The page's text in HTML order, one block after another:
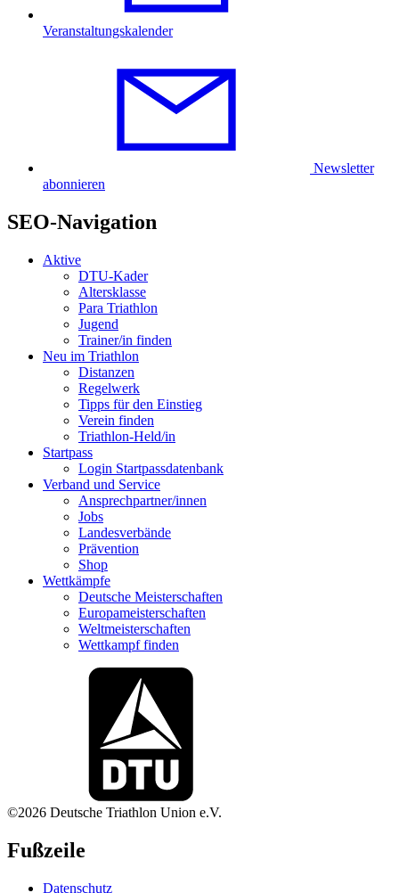
Veranstaltungskalender
Newsletter
abonnieren
SEO-Navigation
Aktive
DTU-Kader
Altersklasse
Para Triathlon
Jugend
Trainer/in finden
Neu im Triathlon
Distanzen
Regelwerk
Tipps für den Einstieg
Verein finden
Triathlon-Held/in
Startpass
Login Startpassdatenbank
Verband und Service
Ansprechpartner/innen
Jobs
Landesverbände
Prävention
Shop
Wettkämpfe
Deutsche Meisterschaften
Europameisterschaften
Weltmeisterschaften
Wettkampf finden
©2026 Deutsche Triathlon Union e.V.
Fußzeile
Datenschutz